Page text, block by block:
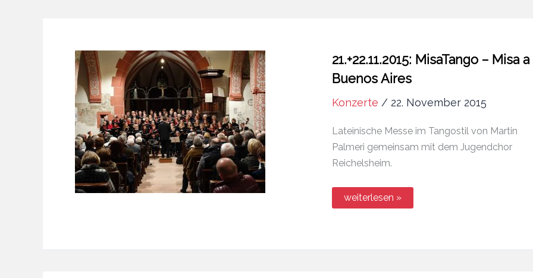
21.+22.11.2015: MisaTango – Misa a
Buenos Aires
Konzerte / 22. November 2015
Lateinische Messe im Tangostil von Martin
Palmeri gemeinsam mit dem Jugendchor
Reichelsheim.
21.+22.11.2015:
MisaTango
weiterlesen »